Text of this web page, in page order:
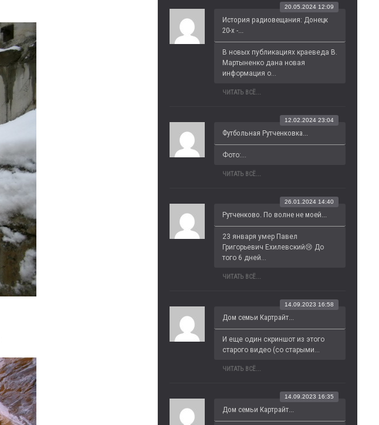
История радиовещания: Донецк
20-х -...
20.05.2024 12:09
В новых публикациях краеведа В.
Мартыненко дана новая
информация о...
ЧИТАТЬ ВСЁ...
Футбольная Рутченковка...
12.02.2024 23:04
Фото:...
ЧИТАТЬ ВСЁ...
Рутченково. По волне не моей...
26.01.2024 14:40
23 января умер Павел
Григорьевич Ехилевский😢 До
того 6 дней...
ЧИТАТЬ ВСЁ...
Дом семьи Картрайт...
14.09.2023 16:58
И еще один скриншот из этого
старого видео (со старыми...
ЧИТАТЬ ВСЁ...
Дом семьи Картрайт...
14.09.2023 16:35